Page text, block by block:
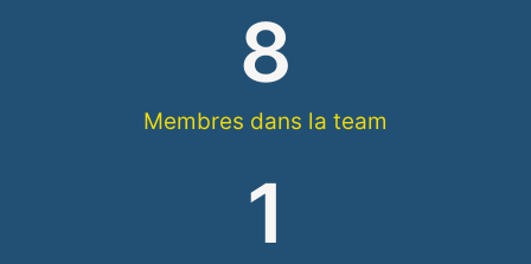
Membres dans la team
8
1